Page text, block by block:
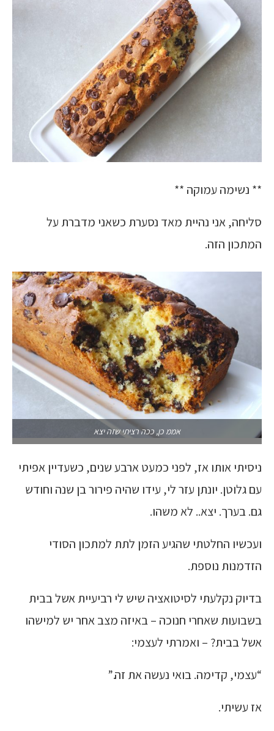
** נשימה עמוקה **
סליחה, אני נהיית מאד נסערת כשאני מדברת על
המתכון הזה.
אממ כן, ככה רציתי שזה יצא
ניסיתי אותו אז, לפני כמעט ארבע שנים, כשעדיין אפיתי
עם גלוטן. יונתן עזר לי, עידו שהיה פירור בן שנה וחודש
גם. בערך. יצא.. לא משהו.
ועכשיו החלטתי שהגיע הזמן לתת למתכון הסודי
הזדמנות נוספת.
בדיוק נקלעתי לסיטואציה שיש לי רביעיית אשל בבית
בשבועות שאחרי חנוכה – באיזה מצב אחר יש למישהו
אשל בבית? – ואמרתי לעצמי:
“עצמי, קדימה. בואי נעשה את זה.”
אז עשיתי.